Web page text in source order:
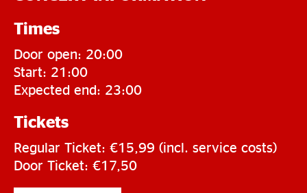
Times
Door open: 20:00
Start: 21:00
Expected end: 23:00
Tickets
Regular Ticket: €15,99 (incl. service costs)
Door Ticket: €17,50